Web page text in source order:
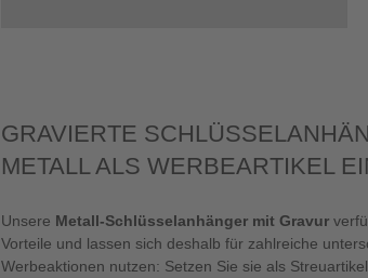
GRAVIERTE
METALL ALS WERBEARTIKEL
Unsere Metall-Schlüsselanhänger mit Gravur
Vorteile und lassen sich deshalb für zahlreiche
Werbeaktionen nutzen: Setzen Sie sie als